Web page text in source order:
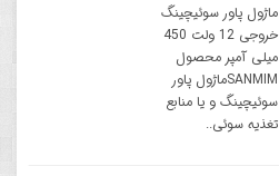
ماژول پاور سوئیچینگ
خروجی 12 ولت 450
میلی آمپر محصول
SANMIMماژول پاور
سوئیچینگ و یا منابع
تغذیه سوئی..